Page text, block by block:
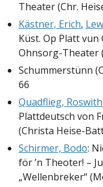
Theater (Chr.
Kästner, Erich,
Küst. Op Platt
Ohnsorg-Theater
Schummerstünn
66
Quadflieg,
Plattdeutsch von
(Christa Heise-
Schirmer, Bodo:
för ’n Theoter! –
„Wellenbreker“